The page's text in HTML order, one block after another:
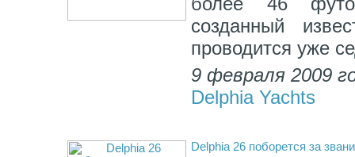
созданный
проводится уже
9 февраля 2009
Delphia Yachts
Delphia 26 поборется за